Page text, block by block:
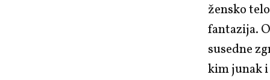
žensko
fantazija.
susedne
kim junak